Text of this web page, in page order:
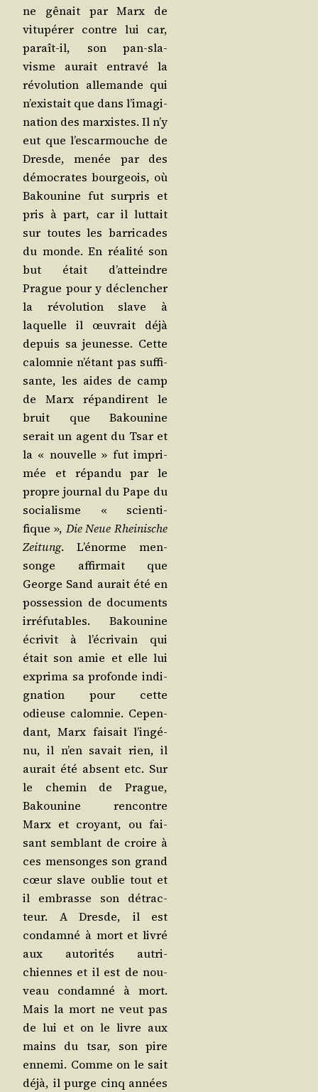
ne gênait par Marx de
vitu­pé­rer contre lui car,
paraît-il, son pan-sla­
visme aurait entra­vé la
révo­lu­tion alle­mande qui
n’exis­tait que dans l’i­ma­gi­
na­tion des mar­xistes. Il n’y
eut que l’es­car­mouche de
Dresde, menée par des
démo­crates bour­geois, où
Bakou­nine fut sur­pris et
pris à part, car il lut­tait
sur toutes les bar­ri­cades
du monde. En réa­li­té son
but était d’at­teindre
Prague pour y déclen­cher
la révo­lu­tion slave à
laquelle il œuvrait déjà
depuis sa jeu­nesse. Cette
calom­nie n’é­tant pas suf­fi­
sante, les aides de camp
de Marx répan­dirent le
bruit que Bakou­nine
serait un agent du Tsar et
la « nou­velle » fut impri­
mée et répan­du par le
propre jour­nal du Pape du
socia­lisme « scien­ti­
fique », Die Neue Rhei­nische
Zei­tung. L’é­norme men­
songe affir­mait que
George Sand aurait été en
pos­ses­sion de docu­ments
irré­fu­tables. Bakou­nine
écri­vit à l’é­cri­vain qui
était son amie et elle lui
expri­ma sa pro­fonde indi­
gna­tion pour cette
odieuse calom­nie. Cepen­
dant, Marx fai­sait l’in­gé­
nu, il n’en savait rien, il
aurait été absent etc. Sur
le che­min de Prague,
Bakou­nine ren­contre
Marx et croyant, ou fai­
sant sem­blant de croire à
ces men­songes son grand
cœur slave oublie tout et
il embrasse son détrac­
teur. A Dresde, il est
condam­né à mort et livré
aux auto­ri­tés autri­
chiennes et il est de nou­
veau condam­né à mort.
Mais la mort ne veut pas
de lui et on le livre aux
mains du tsar, son pire
enne­mi. Comme on le sait
déjà, il purge cinq années